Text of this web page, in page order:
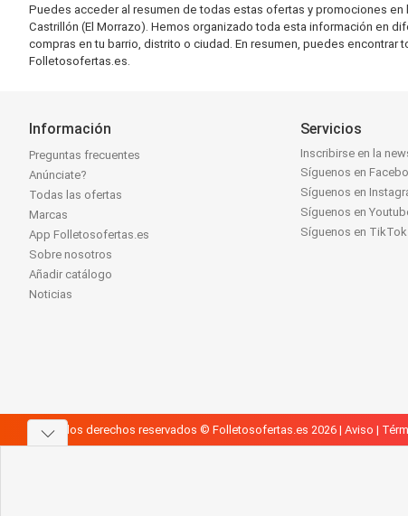
Puedes acceder al resumen de todas estas ofertas y promociones
Castrillón (El Morrazo). Hemos organizado toda esta información en
compras en tu barrio, distrito o ciudad. En resumen, puedes
Folletosofertas.es.
Información
Preguntas frecuentes
Anúnciate?
Todas las ofertas
Marcas
App Folletosofertas.es
Sobre nosotros
Añadir catálogo
Noticias
Servicios
Inscribirse en la
Síguenos en
Síguenos en
Síguenos en
Síguenos en TikTok
Todos los derechos reservados © Folletosofertas.es 2026 | Aviso |